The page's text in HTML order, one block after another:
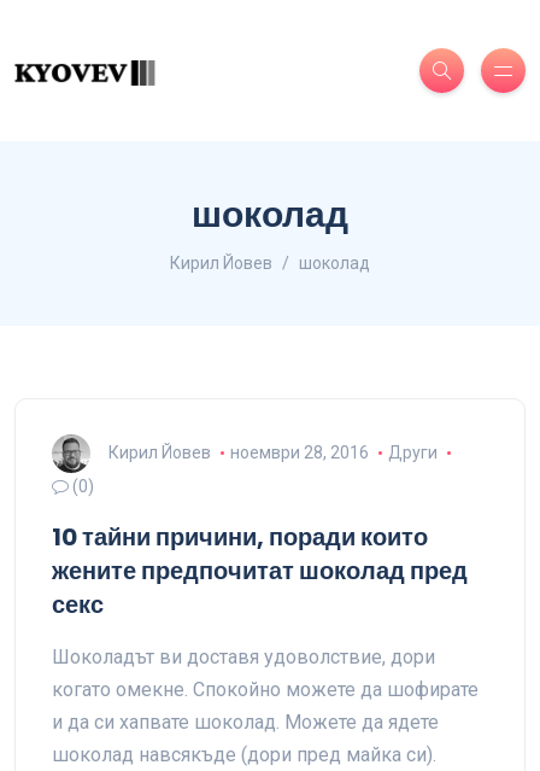
шоколад
Кирил Йовев шоколад
Кирил Йовев ноември 28, 2016
Други
(0)
10 тайни причини, поради които
жените предпочитат шоколад пред
секс
Шоколадът ви доставя удоволствие, дори
когато омекне. Спокойно можете да шофирате
и да си хапвате шоколад. Можете да ядете
шоколад навсякъде (дори пред майка си).